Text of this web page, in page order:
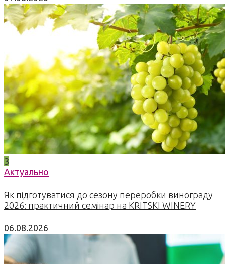
3
Актуально
Як підготуватися до сезону переробки винограду
2026: практичний семінар на KRITSKI WINERY
06.08.2026